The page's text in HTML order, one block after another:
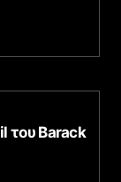
του Barack